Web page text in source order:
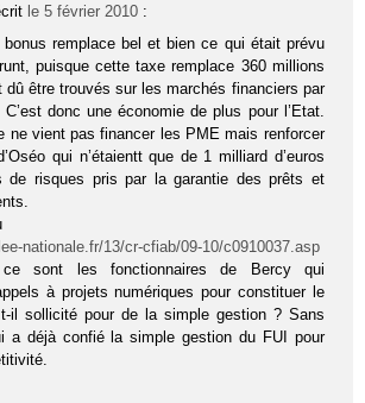
le 5 février 2010 :
remplace bel et bien ce qui était prévu
puisque cette taxe remplace 360 millions
dû être trouvés sur les marchés financiers par
C’est donc une économie de plus pour l’Etat.
ne vient pas financer les PME mais renforcer
qui n’étaientt que de 1 milliard d’euros
de risques pris par la garantie des prêts et
nationale.fr/13/cr-cfiab/09-10/c0910037.asp
sont les fonctionnaires de Bercy qui
à projets numériques pour constituer le
il sollicité pour de la simple gestion ? Sans
a déjà confié la simple gestion du FUI pour